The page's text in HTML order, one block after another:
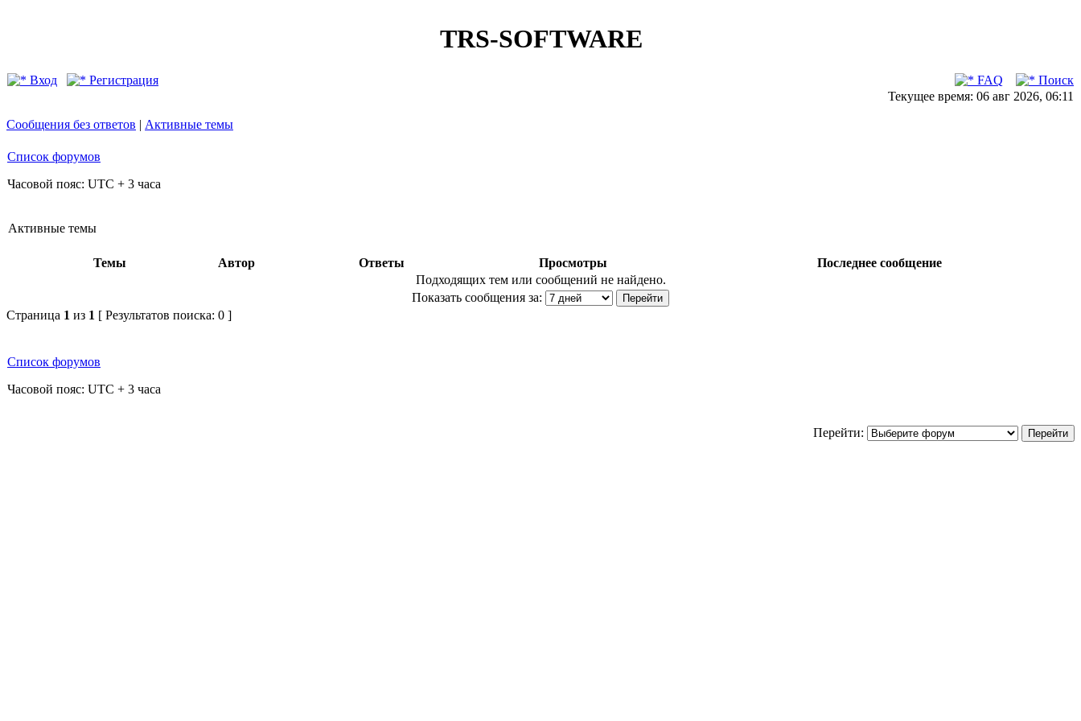
TRS-SOFTWARE
Вход Регистрация FAQ
Поиск
Текущее время: 06 авг 2026, 06:11
Сообщения без ответов | Активные темы
Список форумов
Часовой пояс: UTC + 3 часа
Активные темы
Темы Автор Ответы Просмотры
Последнее сообщение
Подходящих тем или сообщений не найдено.
Показать сообщения за:
Страница 1 из 1 [ Результатов поиска: 0 ]
Список форумов
Часовой пояс: UTC + 3 часа
Перейти: